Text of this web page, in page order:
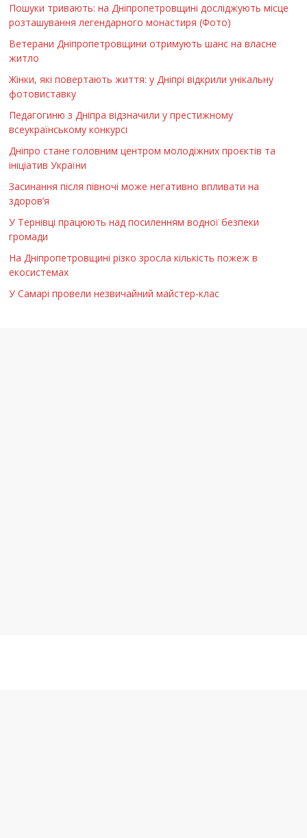
Пошуки тривають: на Дніпропетровщині досліджують місце
розташування легендарного монастиря (Фото)
Ветерани Дніпропетровщини отримують шанс на власне
житло
Жінки, які повертають життя: у Дніпрі відкрили унікальну
фотовиставку
Педагогиню з Дніпра відзначили у престижному
всеукраїнському конкурсі
Дніпро стане головним центром молодіжних проєктів та
ініціатив України
Засинання після півночі може негативно впливати на
здоров’я
У Тернівці працюють над посиленням водної безпеки
громади
На Дніпропетровщині різко зросла кількість пожеж в
екосистемах
У Самарі провели незвичайний майстер-клас